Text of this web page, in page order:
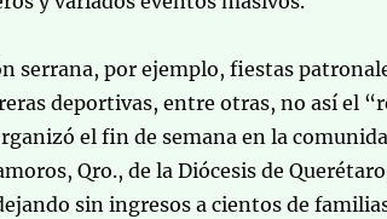
serrana, por ejemplo, fiestas
deportivas, entre otras, no así el
el fin de semana en la
Qro., de la Diócesis de
sin ingresos a cientos de